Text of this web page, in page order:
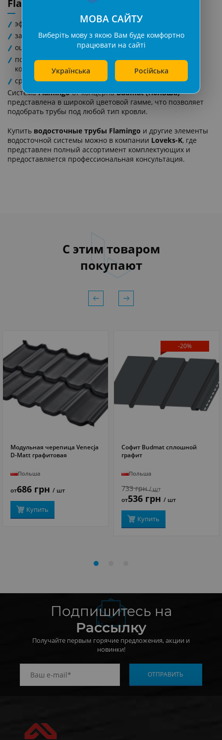
Flamingo
эффективный отвод дождевой воды
защита фасада и фундамента здания
оцинкованная сталь толщиной 0,6 мм
покрытие PRELAQ RWS с высокой устойчивостью к
коррозии
срок эксплуатации до 30 лет
СистемаFlamingoот концернаBudmat (Польша)
представлена в широкой цветовой гамме, что позволяет
подобрать трубы под любой тип кровли.
Купить водосточные трубы Flamingo и другие элементы
водосточной системы можно в компании Loveks-K, где
представлен полный ассортимент комплектующих и
предоставляется профессиональная консультация.
С этим товаром
покупают
ПОДРОБНЕЕ
Модульная черепица Venecja
D-Matt графитовая
Польша
от686 грн / шт
Купить
-20%
ПОДРОБНЕЕ
Софит Budmat сплошной
графит
Польша
733 грн/ шт
от536 грн / шт
Купить
Подпишитесь на
Рассылку
Получайте первым горячие предложения, акции и
новинки!
МОВА САЙТУ
Виберіть мову з якою Вам буде комфортно
працювати на сайті
Українська Російська